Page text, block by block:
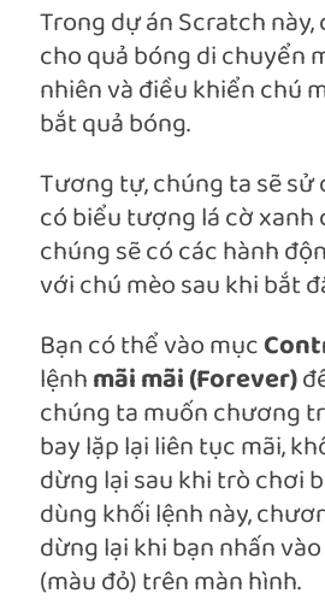
Trong dự án Scratch
cho quả bóng di chuyển
nhiên và điều khiển chú
bắt quả bóng.
Tương tự, chúng ta sẽ sử
có biểu tượng lá cờ xanh
chúng sẽ có các hành
với chú mèo sau khi bắt
Bạn có thể vào mục
lệnhmãi mãi (Forever)
chúng ta muốn chương
bay lặp lại liên tục mãi,
dừng lại sau khi trò chơi
dùng khối lệnh này,
dừng lại khi bạn nhấn
(màu đỏ) trên màn hình.